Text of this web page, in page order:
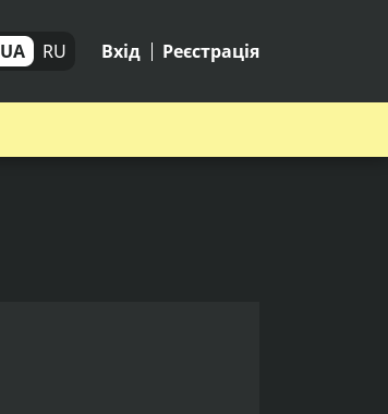
UA RU Вхід Реєстрація